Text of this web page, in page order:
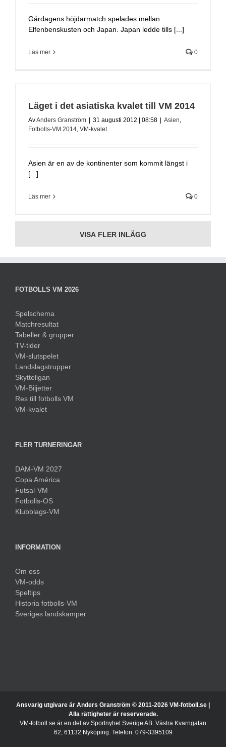
Gårdagens höjdarmatch spelades mellan
Elfenbenskusten och Japan. Japan ledde tills [...]
Läs mer 0
Läget i det asiatiska kvalet till VM 2014
AvAnders Granström | 31 augusti 2012 | 08:58 | Asien,
Fotbolls-VM 2014, VM-kvalet
Asien är en av de kontinenter som kommit längst i
[...]
Läs mer 0
VISA FLER INLÄGG
FOTBOLLS VM 2026
Spelschema
Matchresultat
Tabeller & grupper
TV-tider
VM-slutspelet
Landslagstrupper
Skytteligan
VM-Biljetter
Res till fotbolls VM
VM-kvalet
FLER TURNERINGAR
DAM-VM 2027
Copa América
Futsal-VM
Fotbolls-OS
Klubblags-VM
INFORMATION
Om oss
VM-odds
Speltips
Historia fotbolls-VM
Sveriges landskamper
Ansvarig utgivare är Anders Granström © 2011-2026 VM-fotboll.se |
Alla rättigheter är reserverade.
VM-fotboll.se är en del av Sportnyhet Sverige AB. Västra Kvarngatan
62, 61132 Nyköping. Telefon: 079-3395109